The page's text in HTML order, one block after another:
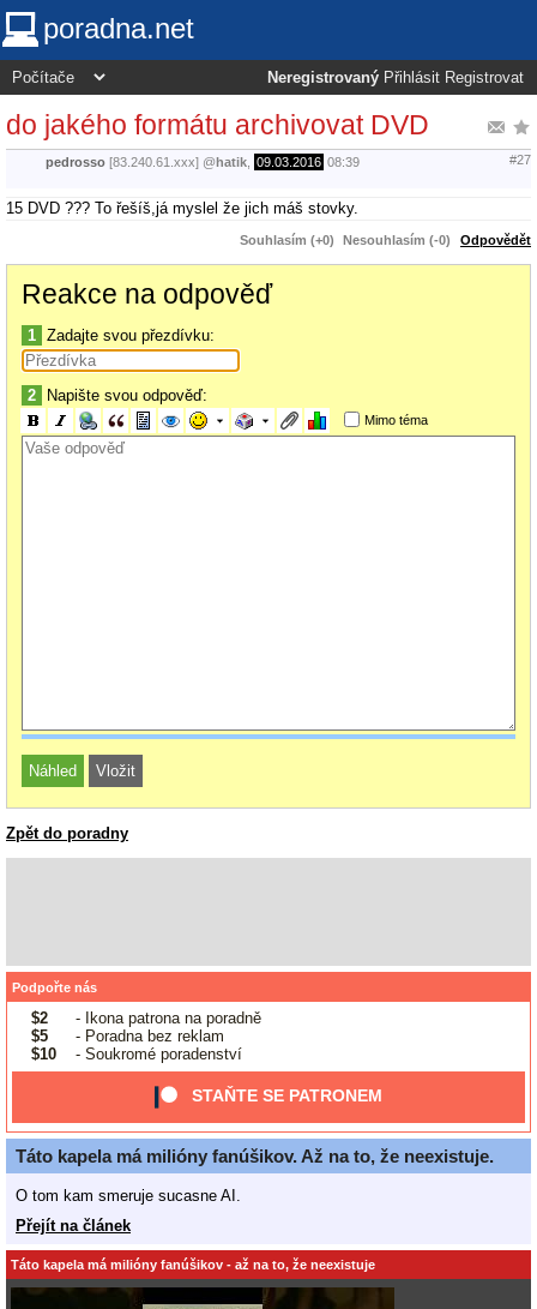
poradna.net
Neregistrovaný Přihlásit Registrovat
do jakého formátu archivovat DVD
pedrosso [83.240.61.xxx] @hatik 09.03.2016 08:39 #27
15 DVD ??? To řešíš,já myslel že jich máš stovky.
Souhlasím (+0) Nesouhlasím (-0) Odpovědět
Reakce na odpověď
1 Zadajte svou přezdívku:
2 Napište svou odpověď:
Mimo téma
Zpět do poradny
Podpořte nás
$2
- Ikona patrona na poradně
$5
- Poradna bez reklam
$10
- Soukromé poradenství
STAŇTE SE PATRONEM
Táto kapela má milióny fanúšikov. Až na to, že neexistuje.
O tom kam smeruje sucasne AI.
Přejít na článek
Táto kapela má milióny fanúšikov - až na to, že neexistuje